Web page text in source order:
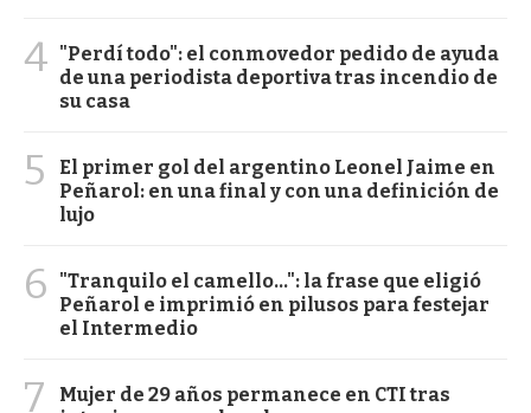
4 "Perdí todo": el conmovedor pedido de ayuda
de una periodista deportiva tras incendio de
su casa
5
El primer gol del argentino Leonel Jaime en
Peñarol: en una final y con una definición de
lujo
6
"Tranquilo el camello...": la frase que eligió
Peñarol e imprimió en pilusos para festejar
el Intermedio
7
Mujer de 29 años permanece en CTI tras